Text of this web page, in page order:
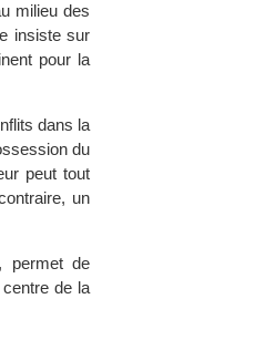
milieu des
insiste sur
pour la
dans la
du
peut tout
un
permet de
de la